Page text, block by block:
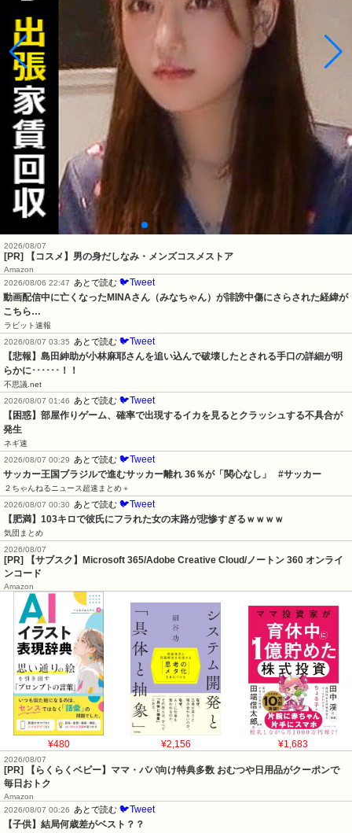
2026/08/07
[PR] 【コスメ】男の身だしなみ・メンズコスメストア
Amazon
2026/08/06 22:47
あとで読む 🐦Tweet
動画配信中に亡くなったMINAさん（みなちゃん）が誹謗中傷にさらされた経緯が
こちら…
ラビット速報
2026/08/07 03:35
あとで読む 🐦Tweet
【悲報】島田紳助が小林麻耶さんを追い込んで破壊したとされる手口の詳細が明
らかに･･････！！
不思議.net
2026/08/07 01:46
あとで読む 🐦Tweet
【困惑】部屋作りゲーム、確率で出現するイカを見るとクラッシュする不具合が
発生
ネギ速
2026/08/07 00:29
あとで読む 🐦Tweet
サッカー王国ブラジルで進むサッカー離れ 36％が「関心なし」   #サッカー
２ちゃんねるニュース超速まとめ＋
2026/08/07 00:30
あとで読む 🐦Tweet
【肥満】103キロで彼氏にフラれた女の末路が悲惨すぎるｗｗｗｗ
気団まとめ
2026/08/07
[PR] 【サブスク】Microsoft 365/Adobe Creative Cloud/ノートン 360 オンライ
ンコード
Amazon
¥480 ¥2,156 ¥1,683
2026/08/07
[PR] 【らくらくベビー】ママ・パパ向け特典多数 おむつや日用品がクーポンで
毎日おトク
Amazon
2026/08/07 00:26
あとで読む 🐦Tweet
【子供】結局何歳差がベスト？？